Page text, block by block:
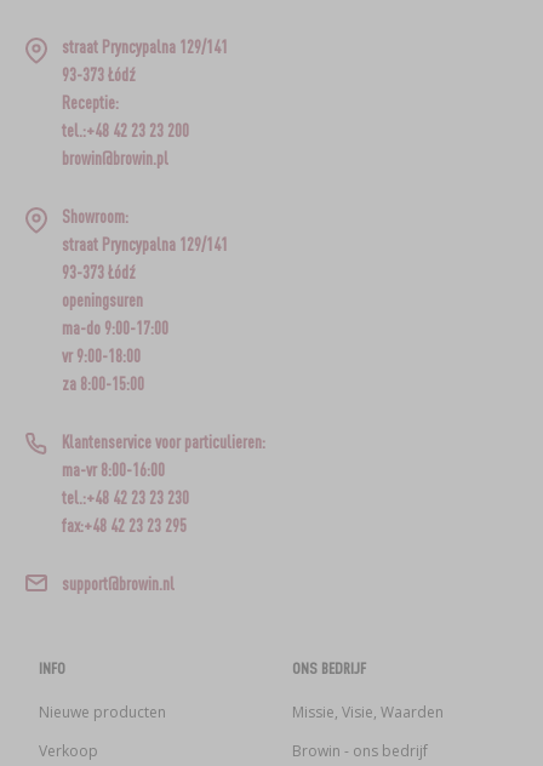
straat Pryncypalna 129/141
93-373 Łódź
Receptie:
tel.:+48 42 23 23 200
browin@browin.pl
Showroom:
straat Pryncypalna 129/141
93-373 Łódź
openingsuren
ma-do 9:00-17:00
vr 9:00-18:00
za 8:00-15:00
Klantenservice voor particulieren:
ma-vr 8:00-16:00
tel.:+48 42 23 23 230
fax:+48 42 23 23 295
support@browin.nl
INFO
Nieuwe producten
Verkoop
ONS BEDRIJF
Missie, Visie, Waarden
Browin - ons bedrijf